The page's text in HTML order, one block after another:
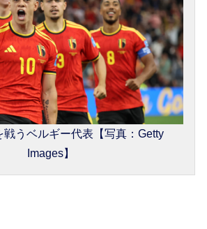
戦うベルギー代表【写真：Getty
Images】